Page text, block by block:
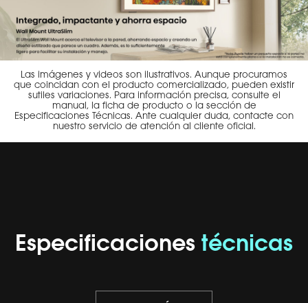
Las imágenes y videos son ilustrativos. Aunque procuramos
que coincidan con el producto comercializado, pueden existir
sutiles variaciones. Para información precisa, consulte el
manual, la ficha de producto o la sección de
Especificaciones Técnicas. Ante cualquier duda, contacte con
nuestro servicio de atención al cliente oficial.
Especificaciones técnicas